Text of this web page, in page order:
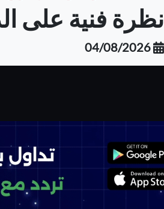
نظرة فنية على
04/08/2026